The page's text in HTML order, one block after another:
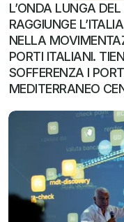
L’ONDA LUNGA
RAGGIUNGE
NELLA
PORTI ITALIANI.
SOFFERENZA I
MEDITERRANEO